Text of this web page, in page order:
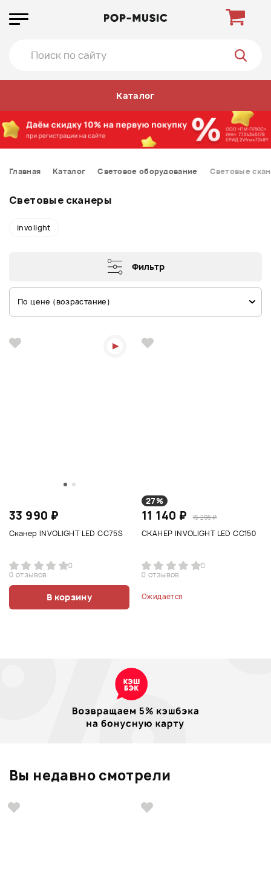
Каталог
Главная Каталог Световое оборудование Световые
Световые сканеры
involight
Фильтр
По цене (возрастание)
33 990 ₽
Сканер INVOLIGHT LED CC75S
0
0 отзывов
В корзину
27%
11 140 ₽ 15 295 ₽
СКАНЕР INVOLIGHT LED CC150
0
0 отзывов
Ожидается
Вы недавно смотрели